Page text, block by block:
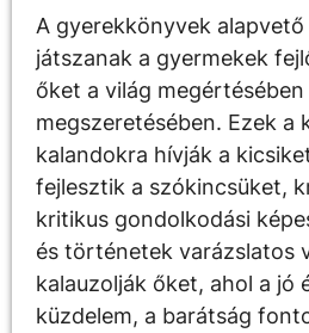
A gyerekkönyvek
játszanak a gyermekek
őket a világ megértésében
megszeretésében. Ezek a
kalandokra hívják a
fejlesztik a szókincsüket,
kritikus gondolkodási
és történetek varázslatos
kalauzolják őket, ahol a jó
küzdelem, a barátság